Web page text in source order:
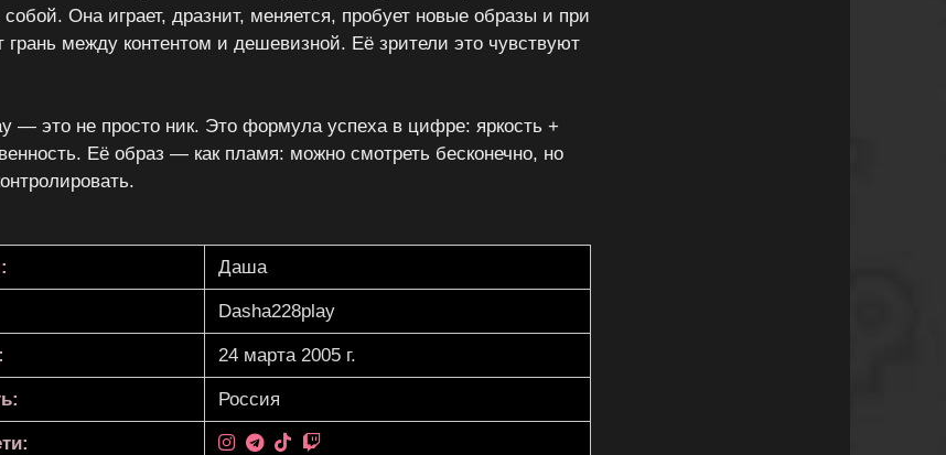
Она играет, дразнит, меняется, пробует новые образы и при
грань между контентом и дешевизной. Её зрители это чувствуют
— это не просто ник. Это формула успеха в цифре: яркость +
Её образ — как пламя: можно смотреть бесконечно, но
Даша
Dasha228play
24 марта 2005 г.
Россия